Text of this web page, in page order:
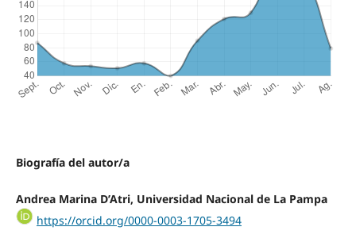
Biografía del autor/a
Andrea Marina D’Atri, Universidad Nacional de La Pampa
https://orcid.org/0000-0003-1705-3494